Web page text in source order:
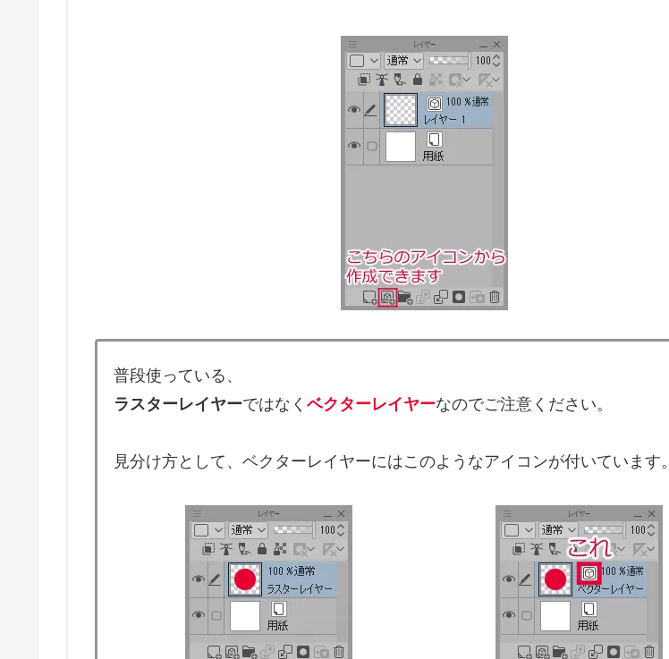
普段使っている、
ラスターレイヤーではなく ベクターレイヤーなのでご注意ください。
見分け方として、ベクターレイヤーにはこのようなアイコンが付いています。